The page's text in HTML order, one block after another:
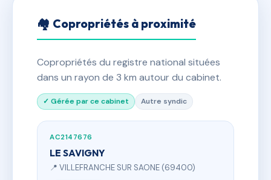
🏘 Copropriétés à proximité
Copropriétés du registre national situées
dans un rayon de 3 km autour du cabinet.
✓ Gérée par ce cabinet Autre syndic
AC2147676
LE SAVIGNY
📍 VILLEFRANCHE SUR SAONE (69400)